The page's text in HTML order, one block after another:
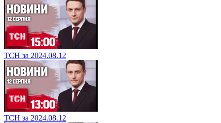
ТСН за 2024.08.12
ТСН за 2024.08.12